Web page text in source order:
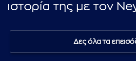
ιστορία της με τον
Δες όλα τα